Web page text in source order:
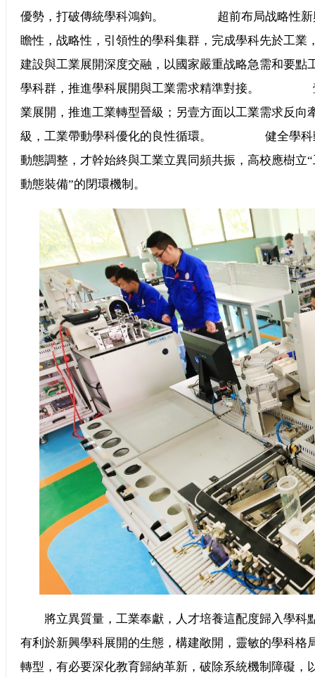
優勢，打破傳統學科鴻鉤。 超前布局战略性新興
瞻性，战略性，引領性的學科集群，完成學科先
建設與工業展開深度交融，以國家嚴重战略急需和要點
學科群，推進學科展開與工業需求精準對接。 壹
業展開，推進工業轉型晉級；另壹方面以工業需求反向
級，工業帶動學科優化的良性循環。 健全學科動
動態調整，才幹始終與工業立異同頻共振，高校應樹
動態裝備”的閉環機制。
將立異質量，工業奉獻，人才培養這配度歸入學科
有利於新興學科展開的生態，構建敞開，靈敏的
轉型，有必要深化教育歸納革新，破除系統機制障礙，